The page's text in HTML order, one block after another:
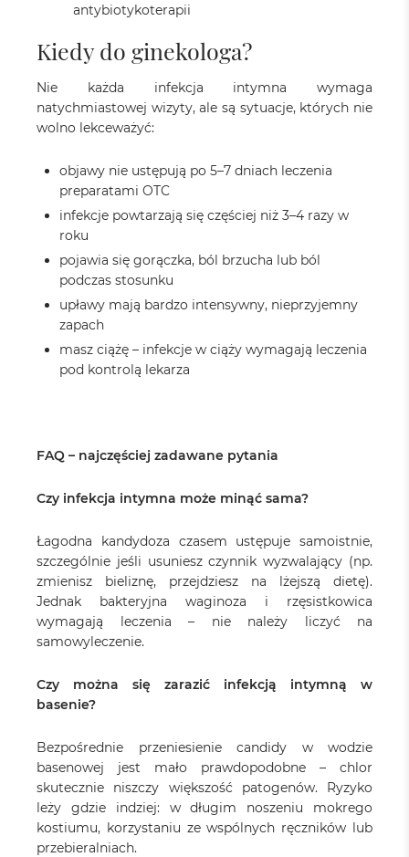
antybiotykoterapii
Kiedy do ginekologa?
Nie każda infekcja intymna wymaga
natychmiastowej wizyty, ale są sytuacje, których nie
wolno lekceważyć:
objawy nie ustępują po 5–7 dniach leczenia
preparatami OTC
infekcje powtarzają się częściej niż 3–4 razy w
roku
pojawia się gorączka, ból brzucha lub ból
podczas stosunku
upławy mają bardzo intensywny, nieprzyjemny
zapach
masz ciążę – infekcje w ciąży wymagają leczenia
pod kontrolą lekarza
FAQ – najczęściej zadawane pytania
Czy infekcja intymna może minąć sama?
Łagodna kandydoza czasem ustępuje samoistnie,
szczególnie jeśli usuniesz czynnik wyzwalający (np.
zmienisz bieliznę, przejdziesz na lżejszą dietę).
Jednak bakteryjna waginoza i rzęsistkowica
wymagają leczenia – nie należy liczyć na
samowyleczenie.
Czy można się zarazić infekcją intymną w
basenie?
Bezpośrednie przeniesienie candidy w wodzie
basenowej jest mało prawdopodobne – chlor
skutecznie niszczy większość patogenów. Ryzyko
leży gdzie indziej: w długim noszeniu mokrego
kostiumu, korzystaniu ze wspólnych ręczników lub
przebieralniach.